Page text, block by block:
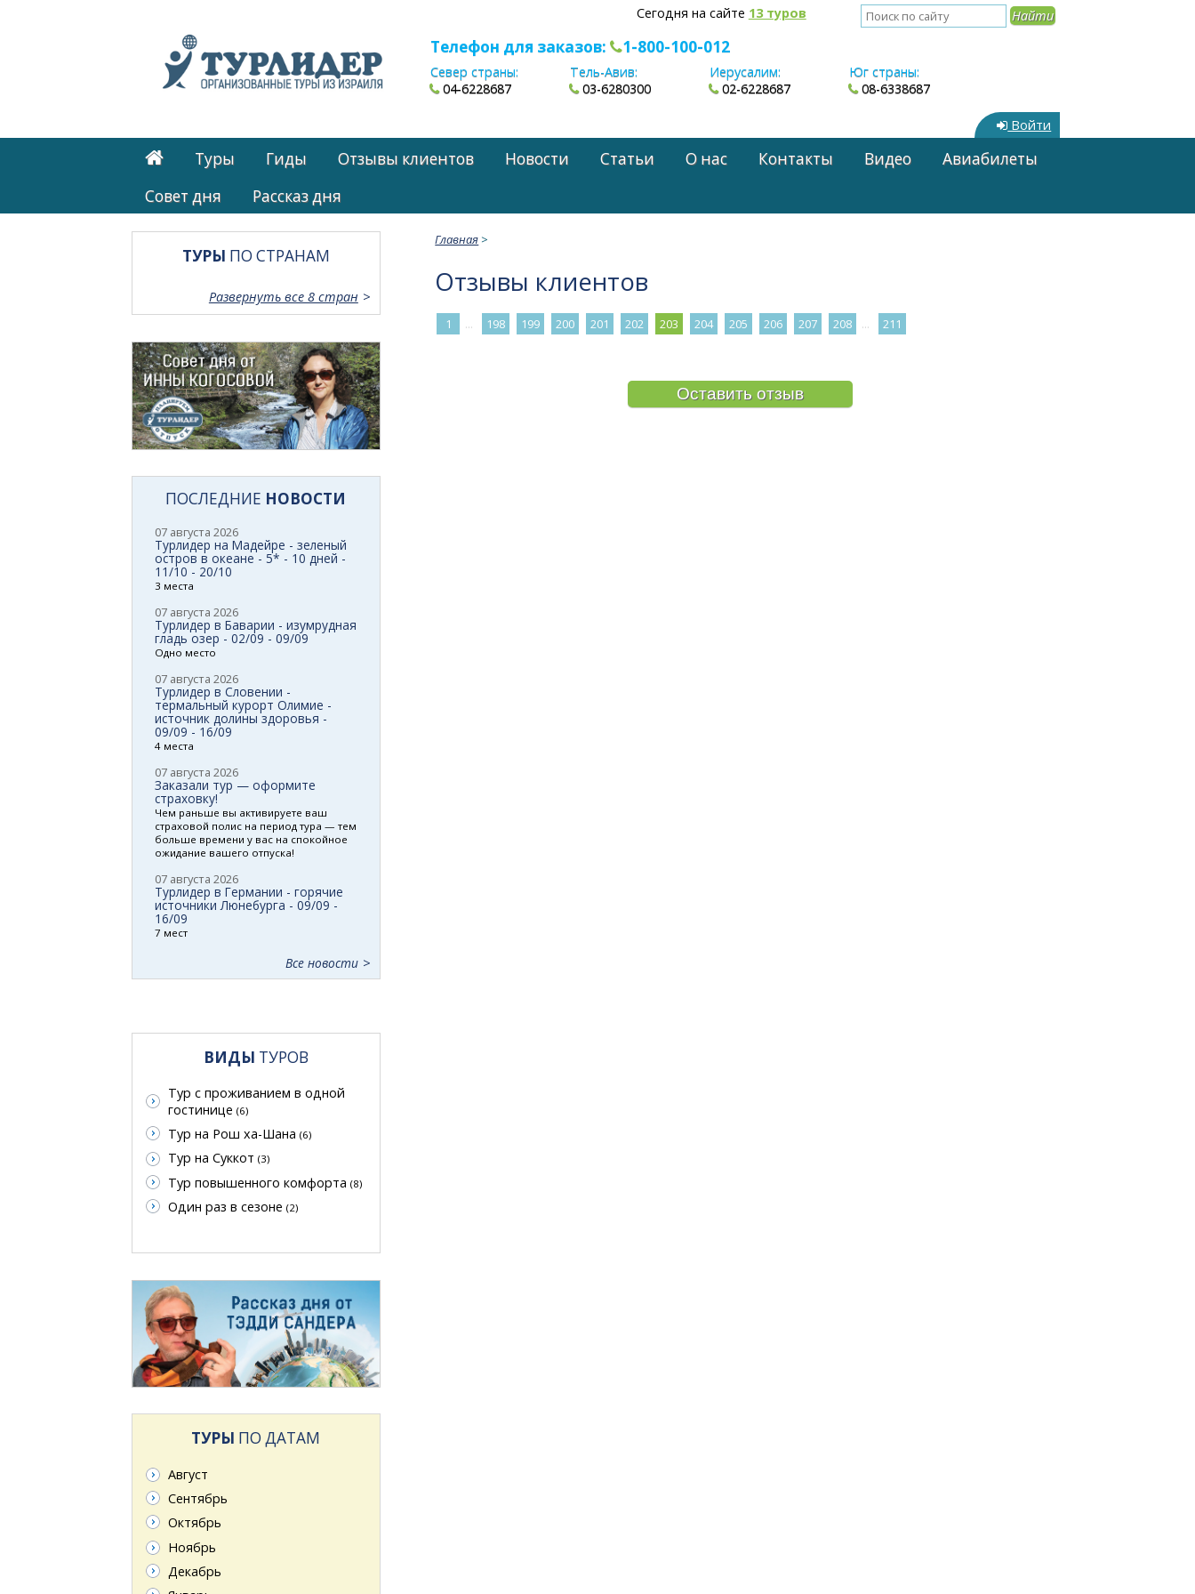
Сегодня на сайте 13 туров
Телефон для заказов: 1-800-100-012
Север страны:
04-6228687
Тель-Авив:
03-6280300
Иерусалим:
02-6228687
Юг страны:
08-6338687
Войти
Туры Гиды Отзывы клиентов Новости Статьи О нас Контакты Видео
Авиабилеты
Cовет дня
Рассказ дня
Главная >
Отзывы клиентов
1 ... 198 199 200 201 202 203 204 205 206 207 208 ... 211
Оставить отзыв
ТУРЫ ПО СТРАНАМ
Развернуть все 8 стран
ПОСЛЕДНИЕ НОВОСТИ
07 августа 2026
Турлидер на Мадейре - зеленый
остров в океане - 5* - 10 дней -
11/10 - 20/10
3 места
07 августа 2026
Турлидер в Баварии - изумрудная
гладь озер - 02/09 - 09/09
Одно место
07 августа 2026
Турлидер в Словении -
термальный курорт Олимие -
источник долины здоровья -
09/09 - 16/09
4 места
07 августа 2026
Заказали тур — оформите
страховку!
Чем раньше вы активируете ваш
страховой полис на период тура — тем
больше времени у вас на спокойное
ожидание вашего отпуска!
07 августа 2026
Турлидер в Германии - горячие
источники Люнебурга - 09/09 -
16/09
7 мест
Все новости
ВИДЫ ТУРОВ
Тур с проживанием в одной
гостинице (6)
Тур на Рош ха-Шана (6)
Тур на Суккот (3)
Тур повышенного комфорта (8)
Один раз в сезоне (2)
ТУРЫ ПО ДАТАМ
Август
Сентябрь
Октябрь
Ноябрь
Декабрь